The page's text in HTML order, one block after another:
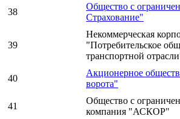
38
Общество с
Страхование"
39
Некоммерческая
"Потребительское
транспортной
40
Акционерное
ворота"
41
Общество с
компания "АСКОР"